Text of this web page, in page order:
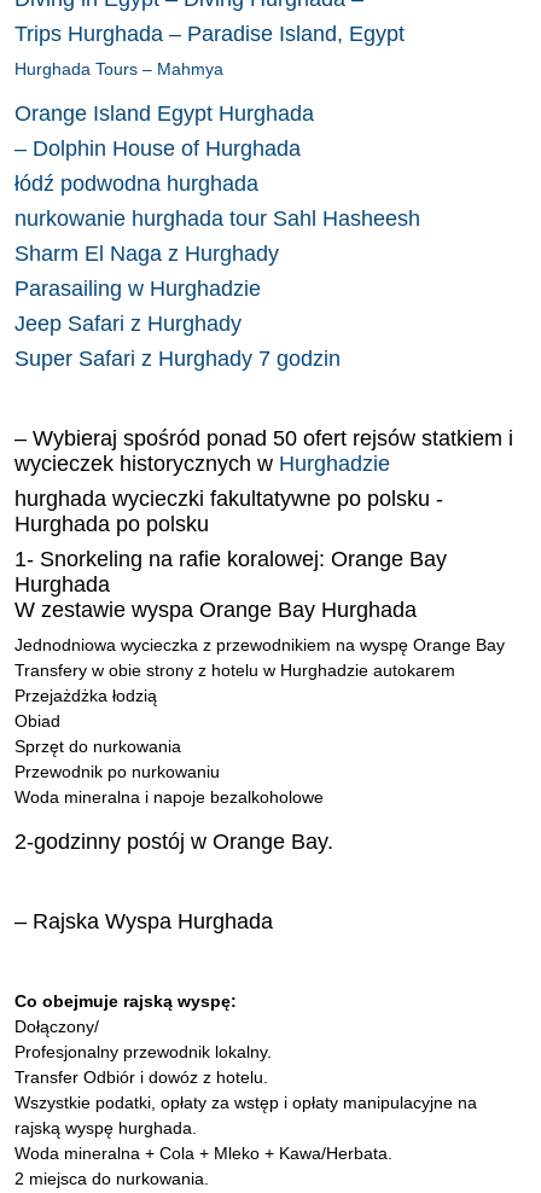
Trips Hurghada – Paradise Island, Egypt
Hurghada Tours – Mahmya
Orange Island Egypt Hurghada
– Dolphin House of Hurghada
łódź podwodna hurghada
nurkowanie hurghada tour Sahl Hasheesh
Sharm El Naga z Hurghady
Parasailing w Hurghadzie
Jeep Safari z Hurghady
Super Safari z Hurghady 7 godzin
– Wybieraj spośród ponad 50 ofert rejsów statkiem i
wycieczek historycznych w Hurghadzie
hurghada wycieczki fakultatywne po polsku -
Hurghada po polsku
1- Snorkeling na rafie koralowej: Orange Bay
Hurghada
W zestawie wyspa Orange Bay Hurghada
Jednodniowa wycieczka z przewodnikiem na wyspę Orange Bay
Transfery w obie strony z hotelu w Hurghadzie autokarem
Przejażdżka łodzią
Obiad
Sprzęt do nurkowania
Przewodnik po nurkowaniu
Woda mineralna i napoje bezalkoholowe
2-godzinny postój w Orange Bay.
– Rajska Wyspa Hurghada
Co obejmuje rajską wyspę:
Dołączony/
Profesjonalny przewodnik lokalny.
Transfer Odbiór i dowóz z hotelu.
Wszystkie podatki, opłaty za wstęp i opłaty manipulacyjne na
rajską wyspę hurghada.
Woda mineralna + Cola + Mleko + Kawa/Herbata.
2 miejsca do nurkowania.